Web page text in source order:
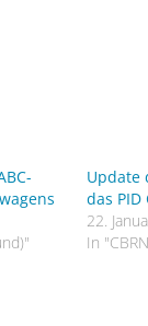
Update
das PID
22.
In